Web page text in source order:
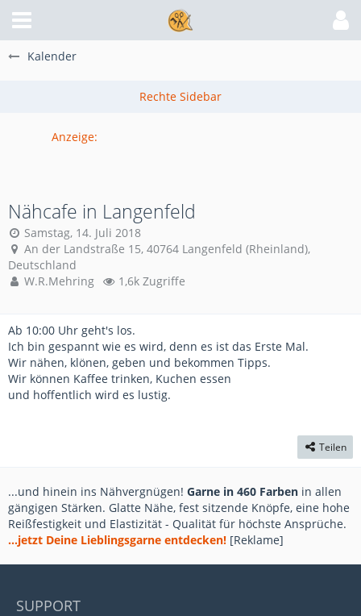
Kalender
Anzeige:
Nähcafe in Langenfeld
Samstag, 14. Juli 2018
An der Landstraße 15, 40764 Langenfeld (Rheinland),
Deutschland
W.R.Mehring
1,6k Zugriffe
Ab 10:00 Uhr geht's los.
Ich bin gespannt wie es wird, denn es ist das Erste Mal.
Wir nähen, klönen, geben und bekommen Tipps.
Wir können Kaffee trinken, Kuchen essen
und hoffentlich wird es lustig.
Teilen
...und hinein ins Nähvergnügen! Garne in 460 Farben in allen
gängigen Stärken. Glatte Nähe, fest sitzende Knöpfe, eine hohe
Reißfestigkeit und Elastizität - Qualität für höchste Ansprüche.
...jetzt Deine Lieblingsgarne entdecken! [Reklame]
SUPPORT